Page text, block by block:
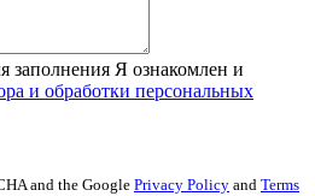
заполнения Я ознакомлен и
и обработки персональных
and the Google Privacy Policy and Terms